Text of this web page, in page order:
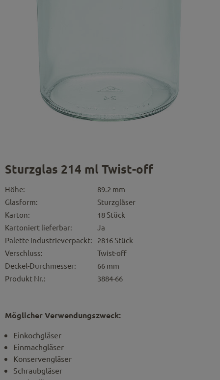
Sturzglas 214 ml Twist-off
Höhe:
89.2 mm
Glasform:
Sturzgläser
Karton:
18 Stück
Kartoniert lieferbar:
Ja
Palette industrieverpackt:
2816 Stück
Verschluss:
Twist-off
Deckel-Durchmesser:
66 mm
Produkt Nr.:
3884-66
Möglicher Verwendungszweck:
Einkochgläser
Einmachgläser
Konservengläser
Schraubgläser